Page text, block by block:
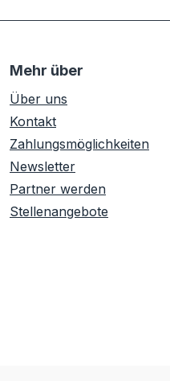
Mehr über
Über uns
Kontakt
Zahlungsmöglichkeiten
Newsletter
Partner werden
Stellenangebote